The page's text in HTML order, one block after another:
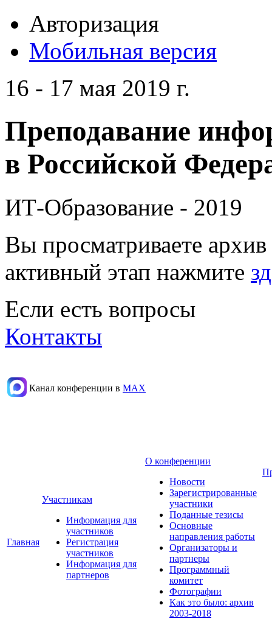
Авторизация
Мобильная версия
16 - 17 мая 2019 г.
Преподавание
в Российской
ИТ-Образование - 2019
Вы просматриваете
активный этап нажмите
Если есть вопросы
Контакты
Канал конференции в МАХ
Главная
Участникам
Информация для
участников
Регистрация
участников
Информация для
партнеров
О конференции
Новости
Зарегистрированные
участники
Поданные тезисы
Основные
направления работы
Организаторы и
партнеры
Программный
комитет
Фотографии
Как это было: архив
2003-2018